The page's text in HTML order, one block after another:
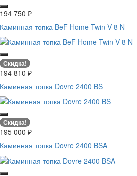
194 750 ₽
Каминная топка BeF Home Twin V 8 N
Скидка!
194 810 ₽
Каминная топка Dovre 2400 BS
Скидка!
195 000 ₽
Каминная топка Dovre 2400 BSA